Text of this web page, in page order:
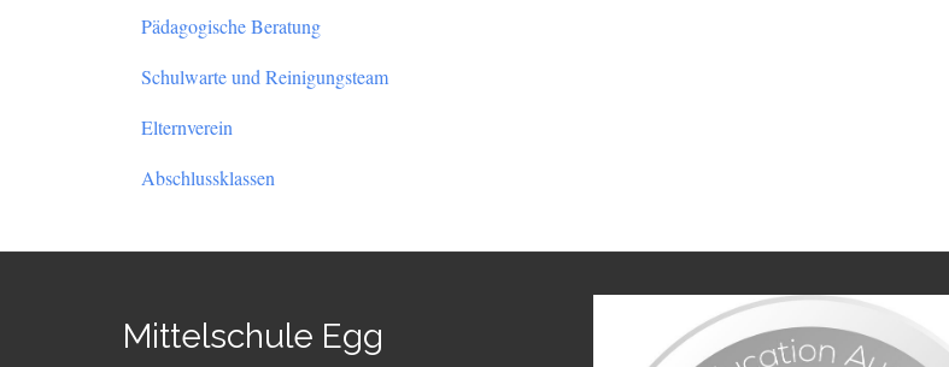
Pädagogische Beratung
Schulwarte und Reinigungsteam
Elternverein
Abschlussklassen
Mittelschule Egg